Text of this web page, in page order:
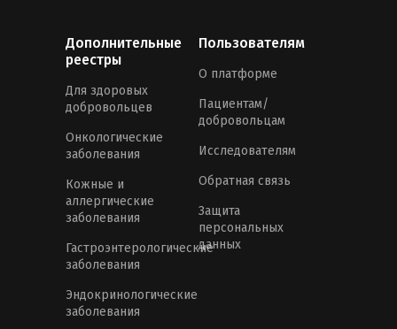
Дополнительные
реестры
Для здоровых
добровольцев
Онкологические
заболевания
Кожные и
аллергические
заболевания
Гастроэнтерологические
заболевания
Эндокринологические
заболевания
Пользователям
О платформе
Пациентам/
добровольцам
Исследователям
Обратная связь
Защита
персональных
данных